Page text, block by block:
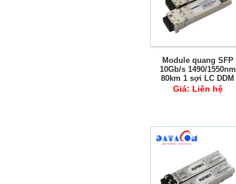
Module quang SFP
10Gb/s 1490/1550nm
80km 1 sợi LC DDM
Giá: Liên hệ